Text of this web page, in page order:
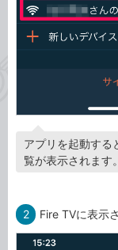
アプリを起動する
覧が表示されます
2 Fire TVに表示